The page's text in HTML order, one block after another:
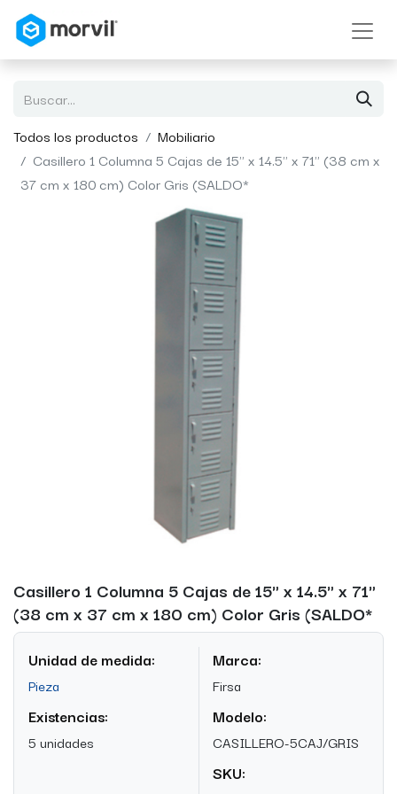
Todos los productos
Mobiliario
Casillero 1 Columna 5 Cajas de 15" x 14.5" x 71" (38 cm x
37 cm x 180 cm) Color Gris (SALDO*
Casillero 1 Columna 5 Cajas de 15" x 14.5" x 71"
(38 cm x 37 cm x 180 cm) Color Gris (SALDO*
Unidad de medida:
Pieza
Existencias:
5 unidades
Marca:
Firsa
Modelo:
CASILLERO-5CAJ/GRIS
SKU: